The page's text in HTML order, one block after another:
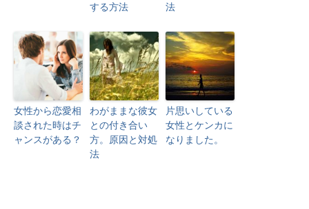
する方法
法
女性から恋愛相
談された時はチ
ャンスがある？
わがままな彼女
との付き合い
方。原因と対処
法
片思いしている
女性とケンカに
なりました。